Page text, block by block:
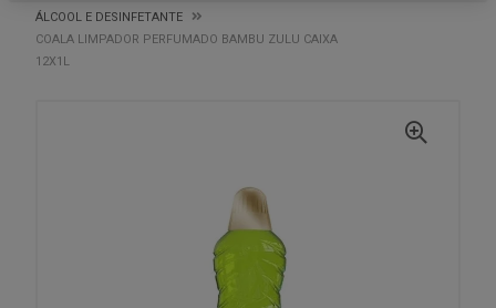
ÁLCOOL E DESINFETANTE
COALA LIMPADOR PERFUMADO BAMBU ZULU CAIXA
12X1L